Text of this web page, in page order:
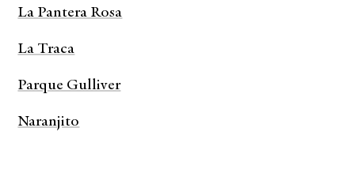
La Pantera Rosa
La Traca
Parque Gulliver
Naranjito